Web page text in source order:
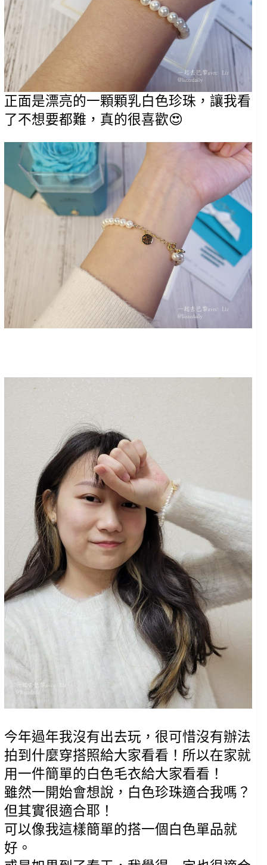
正面是漂亮的一顆顆乳白色珍珠，讓我看
了不想要都難，真的很喜歡😍
今年過年我沒有出去玩，很可惜沒有辦法
拍到什麼穿搭照給大家看看！所以在家就
用一件簡單的白色毛衣給大家看看！
雖然一開始會想說，白色珍珠適合我嗎？
但其實很適合耶！
可以像我這樣簡單的搭一個白色單品就
好。